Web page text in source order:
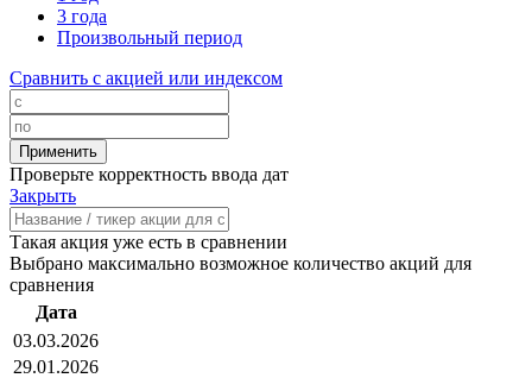
3 года
Произвольный период
Сравнить с акцией или индексом
Проверьте корректность ввода дат
Закрыть
Такая акция уже есть в сравнении
Выбрано максимально возможное количество акций для
сравнения
Дата
03.03.2026
29.01.2026